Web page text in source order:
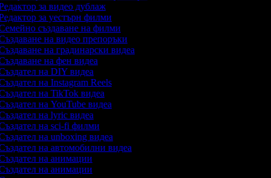
за видео дублаж
за уестърн филми
създаване на филми
на видео препоръки
на градинарски видеа
на фен видеа
на DIY видеа
на Instagram Reels
на TikTok видеа
на YouTube видеа
на lyric видеа
на sci-fi филми
на unboxing видеа
на автомобилни видеа
на анимации
на анимации